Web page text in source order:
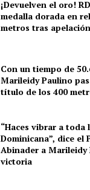
¡Devuelven el oro!
medalla dorada en
metros tras apelación
Con un tiempo de
Marileidy Paulino
título de los 400
“Haces vibrar a toda
Dominicana”, dice el
Abinader a Marileidy
victoria